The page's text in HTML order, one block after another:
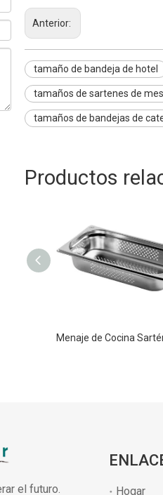
Anterior:
tamaño de bandeja de hotel
tamaños de sartenes de
tamaños de bandejas de
Productos
el futuro. Hogar